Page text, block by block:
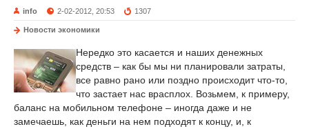
info 2-02-2012, 20:53 1307
Новости экономики
Нередко это касается и наших денежных
средств – как бы мы ни планировали затраты,
все равно рано или поздно происходит что-то,
что застает нас врасплох. Возьмем, к примеру,
баланс на мобильном телефоне – иногда даже и не
замечаешь, как деньги на нем подходят к концу, и, к